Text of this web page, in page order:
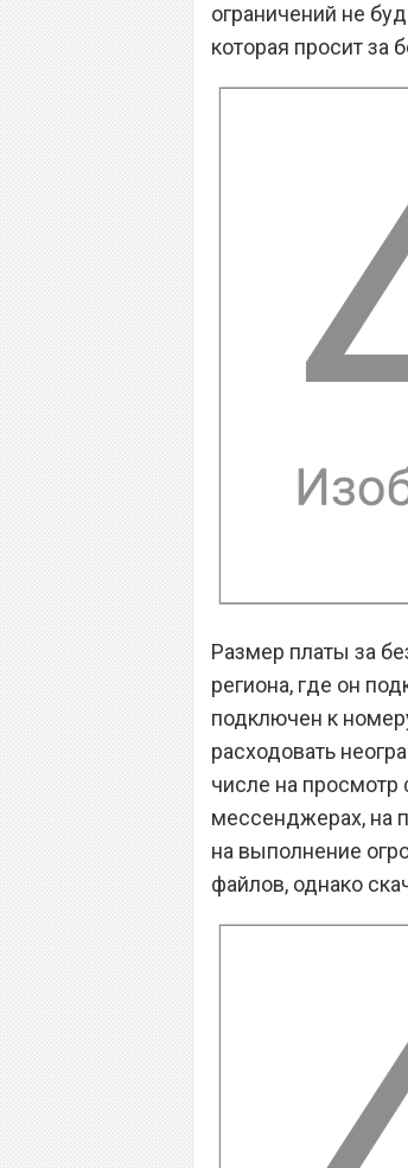
ограничений не
которая просит за
Размер платы за
региона, где он
подключен к
расходовать
числе на просмотр
мессенджерах, на
на выполнение
файлов, однако